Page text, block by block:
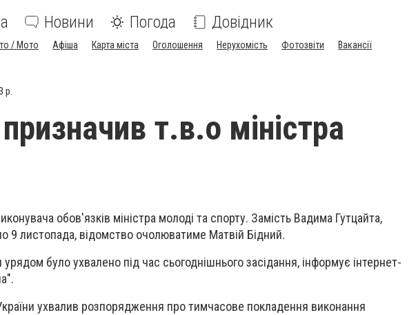
Новини Погода Довідник
/ Мото Афіша Карта міста Оголошення Нерухомість Фотозвіти Вакансії
р.
т.в.о міністра
обов'язків міністра молоді та спорту. Замість Вадима Гутцайта,
9 листопада, відомство очолюватиме Матвій Бідний.
було ухвалено під час сьогоднішнього засідання, інформує інтернет-
ухвалив розпорядження про тимчасове покладення виконання